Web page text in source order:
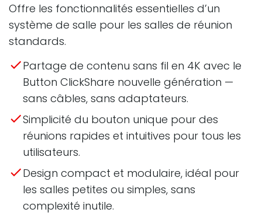
Offre les fonctionnalités essentielles d’un
système de salle pour les salles de réunion
standards.
Partage de contenu sans fil en 4K avec le
Button ClickShare nouvelle génération —
sans câbles, sans adaptateurs.
Simplicité du bouton unique pour des
réunions rapides et intuitives pour tous les
utilisateurs.
Design compact et modulaire, idéal pour
les salles petites ou simples, sans
complexité inutile.